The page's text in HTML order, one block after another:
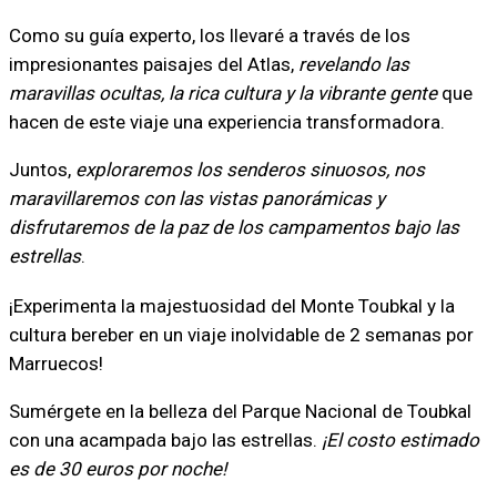
Como su guía experto, los llevaré a través de los
impresionantes paisajes del Atlas, revelando las
maravillas ocultas, la rica cultura y la vibrante genteque
hacen de este viaje una experiencia transformadora.
Juntos, exploraremos los senderos sinuosos, nos
maravillaremos con las vistas panorámicas y
disfrutaremos de la paz de los campamentos bajo las
estrellas.
¡Experimenta la majestuosidad del Monte Toubkal y la
cultura bereber en un viaje inolvidable de 2 semanas por
Marruecos!
Sumérgete en la belleza del Parque Nacional de Toubkal
con una acampada bajo las estrellas. ¡El costo estimado
es de 30 euros por noche!